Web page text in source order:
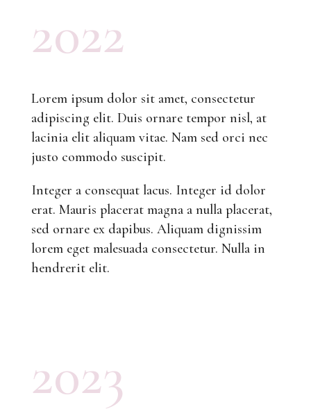
2022
Lorem ipsum dolor sit amet, consectetur
adipiscing elit. Duis ornare tempor nisl, at
lacinia elit aliquam vitae. Nam sed orci nec
justo commodo suscipit.
Integer a consequat lacus. Integer id dolor
erat. Mauris placerat magna a nulla placerat,
sed ornare ex dapibus. Aliquam dignissim
lorem eget malesuada consectetur. Nulla in
hendrerit elit.
2023